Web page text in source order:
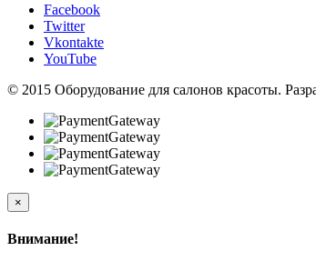
Facebook
Twitter
Vkontakte
YouTube
© 2015 Оборудование для салонов красоты.
×
Внимание!